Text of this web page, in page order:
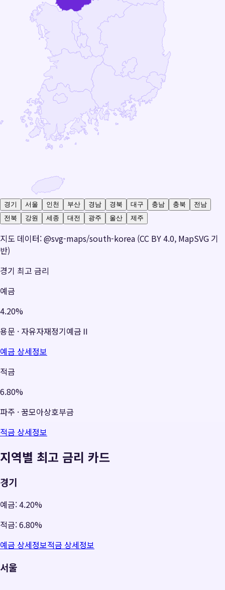
경기 서울 인천 부산 경남 경북 대구 충남 충북
전남
전북
강원 세종 대전 광주 울산 제주
지도 데이터: @svg-maps/south-korea (CC BY 4.0, MapSVG 기
반)
경기 최고 금리
예금
4.20%
용문 · 자유자재정기예금Ⅱ
예금 상세정보
적금
6.80%
파주 ·꿈모아상호부금
적금 상세정보
지역별 최고 금리 카드
경기
예금:4.20%
적금:6.80%
예금 상세정보적금 상세정보
서울